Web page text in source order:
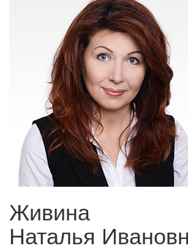
Живина
Наталья